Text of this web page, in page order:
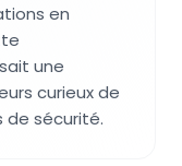
en
une
curieux de
de sécurité.